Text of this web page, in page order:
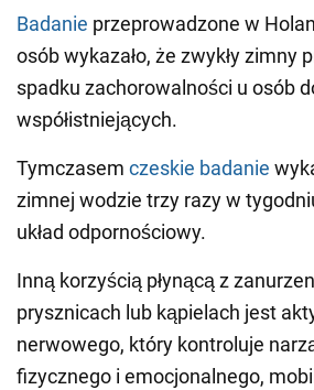
Badanie przeprowadzone w
osób wykazało, że zwykły zimny
spadku zachorowalności u osób
współistniejących.
Tymczasem czeskie badanie
zimnej wodzie trzy razy w
układ odpornościowy.
Inną korzyścią płynącą z
prysznicach lub kąpielach jest
nerwowego, który kontroluje
fizycznego i emocjonalnego,